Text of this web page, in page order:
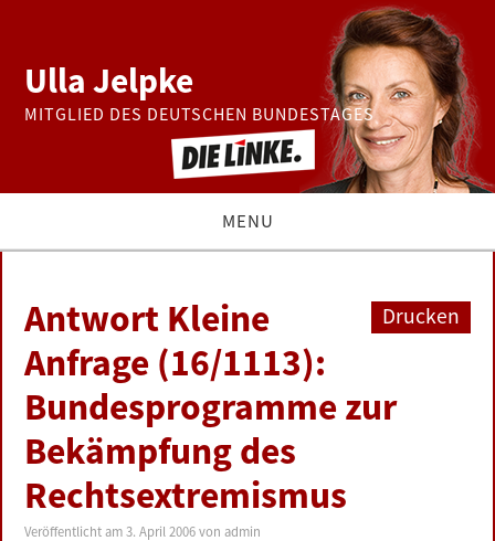
Ulla Jelpke
MITGLIED DES DEUTSCHEN BUNDESTAGES
MENU
BUNDESTAG
PRESSE
ZUR PERSON
LINKS
Drucken
Antwort Kleine
Anfrage (16/1113):
Bundesprogramme zur
Bekämpfung des
Rechtsextremismus
Veröffentlicht am3. April 2006 vonadmin